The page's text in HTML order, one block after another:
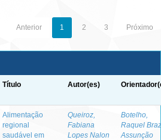
Anterior 1 2 3 Próximo
Título Autor(es)
Alimentação
regional
saudável em
Queiroz,
Fabiana
Lopes Nalon
Botelho,
Raquel Braz
Assunção